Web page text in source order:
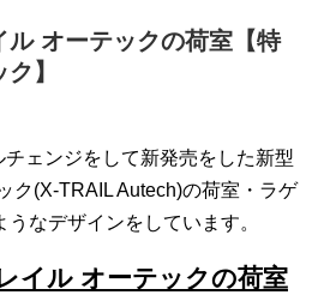
ル オーテックの荷室【特
】
ェンジをして新発売をした新型
ク(X-TRAIL Autech)の荷室・ラゲ
なデザインをしています。
イル オーテックの荷室